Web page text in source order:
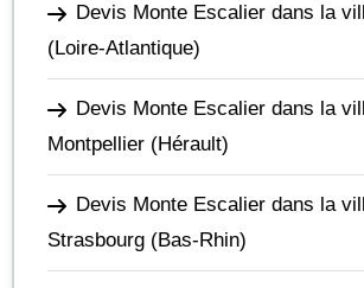
Devis Monte Escalier dans la
(Loire-Atlantique)
Devis Monte Escalier dans la
Montpellier (Hérault)
Devis Monte Escalier dans la
Strasbourg (Bas-Rhin)